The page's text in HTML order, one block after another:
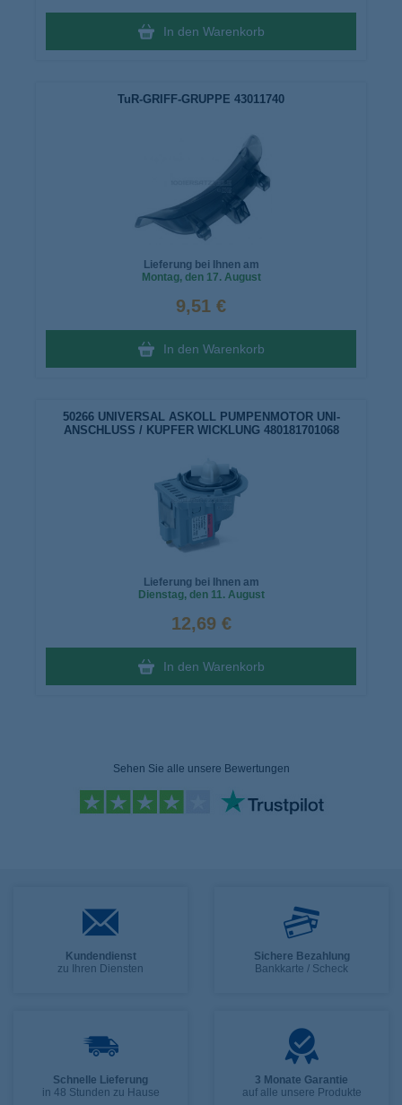
In den Warenkorb
TuR-GRIFF-GRUPPE 43011740
Lieferung bei Ihnen am
Montag, den 17. August
9,51 €
In den Warenkorb
50266 UNIVERSAL ASKOLL PUMPENMOTOR UNI-
ANSCHLUSS / KUPFER WICKLUNG 480181701068
Lieferung bei Ihnen am
Dienstag, den 11. August
12,69 €
In den Warenkorb
Sehen Sie alle unsere Bewertungen
Kundendienst
zu Ihren Diensten
Sichere Bezahlung
Bankkarte / Scheck
Schnelle Lieferung
in 48 Stunden zu Hause
3 Monate Garantie
auf alle unsere Produkte